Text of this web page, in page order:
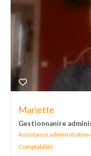
Mariette
Gestionnanire
Assistance administrative
Comptabilité